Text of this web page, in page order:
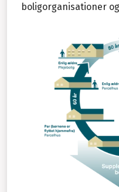
boligorganisationer